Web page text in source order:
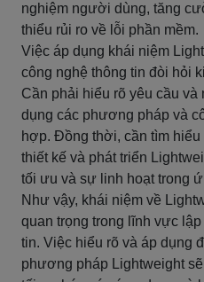
nghiệm người dùng, tăng
thiểu rủi ro về lỗi phần mềm.
Việc áp dụng khái niệm
công nghệ thông tin đòi hỏi
Cần phải hiểu rõ yêu cầu
dụng các phương pháp và
hợp. Đồng thời, cần tìm
thiết kế và phát triển
tối ưu và sự linh hoạt trong
Như vậy, khái niệm về
quan trọng trong lĩnh vực
tin. Việc hiểu rõ và áp dụng
phương pháp Lightweight